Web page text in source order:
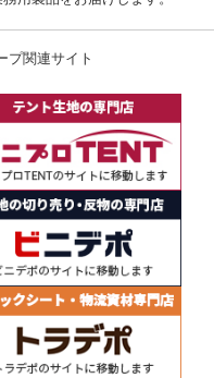
プ関連サイト